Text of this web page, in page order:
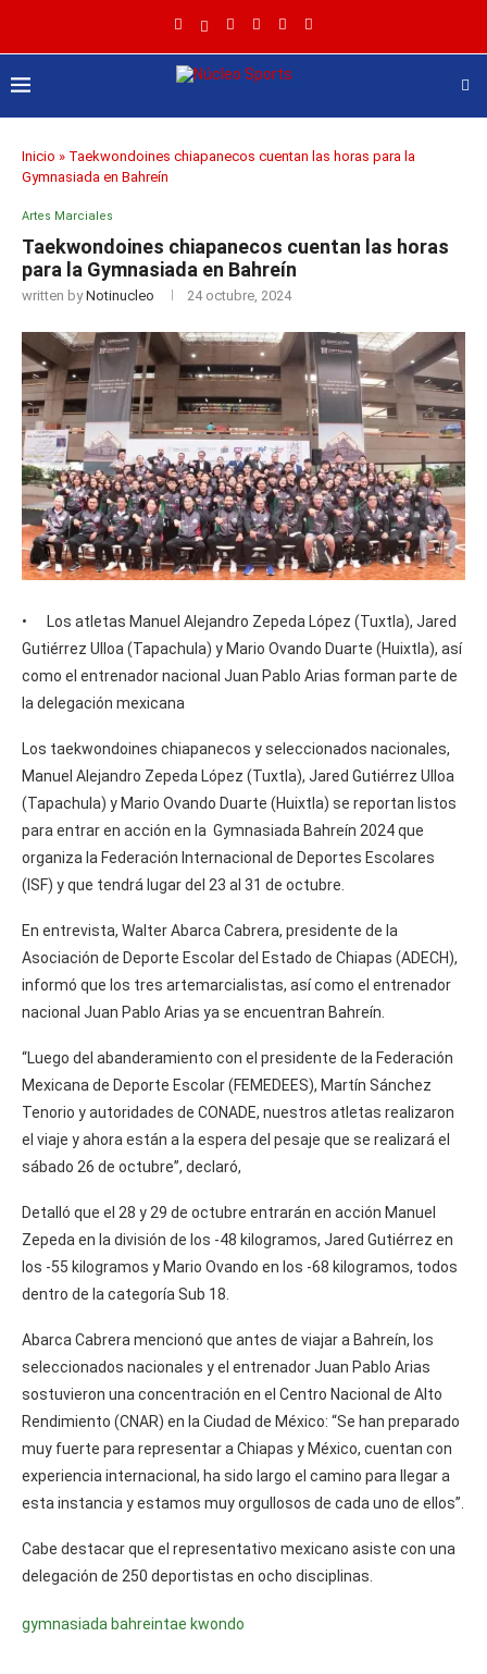
Inicio » Taekwondoines chiapanecos cuentan las horas para la
Gymnasiada en Bahreín
Artes Marciales
Taekwondoines chiapanecos cuentan las horas
para la Gymnasiada en Bahreín
written byNotinucleo 24 octubre, 2024
• Los atletas Manuel Alejandro Zepeda López (Tuxtla), Jared
Gutiérrez Ulloa (Tapachula) y Mario Ovando Duarte (Huixtla), así
como el entrenador nacional Juan Pablo Arias forman parte de
la delegación mexicana
Los taekwondoines chiapanecos y seleccionados nacionales,
Manuel Alejandro Zepeda López (Tuxtla), Jared Gutiérrez Ulloa
(Tapachula) y Mario Ovando Duarte (Huixtla) se reportan listos
para entrar en acción en la Gymnasiada Bahreín 2024 que
organiza la Federación Internacional de Deportes Escolares
(ISF) y que tendrá lugar del 23 al 31 de octubre.
En entrevista, Walter Abarca Cabrera, presidente de la
Asociación de Deporte Escolar del Estado de Chiapas (ADECH),
informó que los tres artemarcialistas, así como el entrenador
nacional Juan Pablo Arias ya se encuentran Bahreín.
“Luego del abanderamiento con el presidente de la Federación
Mexicana de Deporte Escolar (FEMEDEES), Martín Sánchez
Tenorio y autoridades de CONADE, nuestros atletas realizaron
el viaje y ahora están a la espera del pesaje que se realizará el
sábado 26 de octubre”, declaró,
Detalló que el 28 y 29 de octubre entrarán en acción Manuel
Zepeda en la división de los -48 kilogramos, Jared Gutiérrez en
los -55 kilogramos y Mario Ovando en los -68 kilogramos, todos
dentro de la categoría Sub 18.
Abarca Cabrera mencionó que antes de viajar a Bahreín, los
seleccionados nacionales y el entrenador Juan Pablo Arias
sostuvieron una concentración en el Centro Nacional de Alto
Rendimiento (CNAR) en la Ciudad de México: “Se han preparado
muy fuerte para representar a Chiapas y México, cuentan con
experiencia internacional, ha sido largo el camino para llegar a
esta instancia y estamos muy orgullosos de cada uno de ellos”.
Cabe destacar que el representativo mexicano asiste con una
delegación de 250 deportistas en ocho disciplinas.
gymnasiada bahreintae kwondo